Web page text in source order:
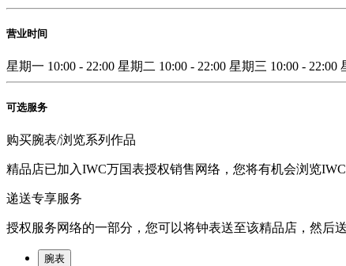
营业时间
星期一 10:00 - 22:00 星期二 10:00 - 22:00 星期三 10:00 - 22:00
可选服务
购买腕表/浏览系列作品
精品店已加入IWC万国表授权销售网络，您将有机会浏览IWC
递送专享服务
授权服务网络的一部分，您可以将钟表送至该精品店，然后
腕表